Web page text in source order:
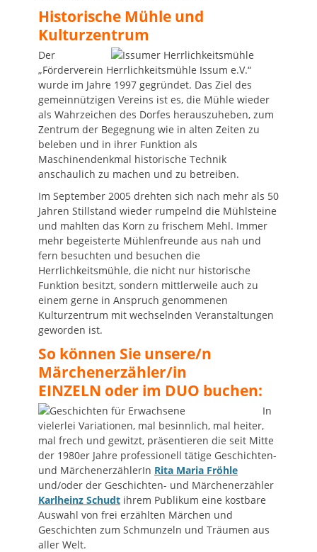
Historische Mühle und
Kulturzentrum
Der
„Förderverein Herrlichkeitsmühle Issum e.V.“
wurde im Jahre 1997 gegründet. Das Ziel des
gemeinnützigen Vereins ist es, die Mühle wieder
als Wahrzeichen des Dorfes herauszuheben, zum
Zentrum der Begegnung wie in alten Zeiten zu
beleben und in ihrer Funktion als
Maschinendenkmal historische Technik
anschaulich zu machen und zu betreiben.
Im September 2005 drehten sich nach mehr als 50
Jahren Stillstand wieder rumpelnd die Mühlsteine
und mahlten das Korn zu frischem Mehl. Immer
mehr begeisterte Mühlenfreunde aus nah und
fern besuchten und besuchen die
Herrlichkeitsmühle, die nicht nur historische
Funktion besitzt, sondern mittlerweile auch zu
einem gerne in Anspruch genommenen
Kulturzentrum mit wechselnden Veranstaltungen
geworden ist.
So können Sie unsere/n
Märchenerzähler/in
EINZELN oder im DUO buchen:
In
vielerlei Variationen, mal besinnlich, mal heiter,
mal frech und gewitzt, präsentieren die seit Mitte
der 1980er Jahre professionell tätige Geschichten-
und MärchenerzählerIn Rita Maria Fröhle
und/oder der Geschichten- und Märchenerzähler
Karlheinz Schudt ihrem Publikum eine kostbare
Auswahl von frei erzählten Märchen und
Geschichten zum Schmunzeln und Träumen aus
aller Welt.